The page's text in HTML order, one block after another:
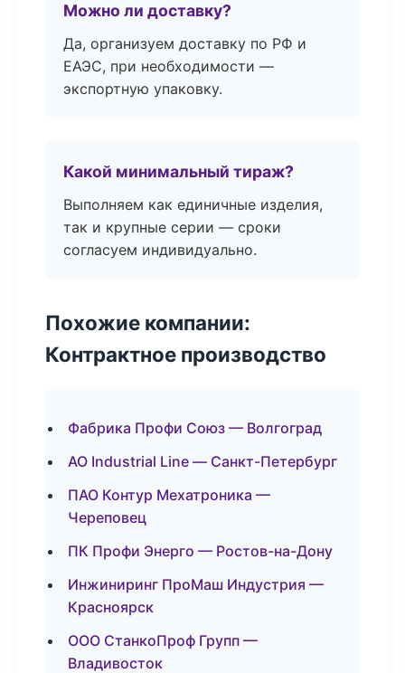
Можно ли доставку?
Да, организуем доставку по РФ и
ЕАЭС, при необходимости —
экспортную упаковку.
Какой минимальный тираж?
Выполняем как единичные изделия,
так и крупные серии — сроки
согласуем индивидуально.
Похожие компании:
Контрактное производство
Фабрика Профи Союз — Волгоград
АО Industrial Line — Санкт-Петербург
ПАО Контур Мехатроника —
Череповец
ПК Профи Энерго — Ростов-на-Дону
Инжиниринг ПроМаш Индустрия —
Красноярск
ООО СтанкоПроф Групп —
Владивосток